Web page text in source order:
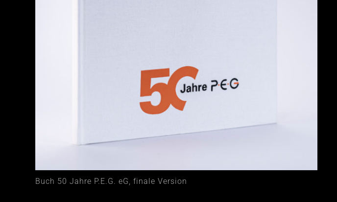
Buch 50 Jahre P.E.G. eG, finale Version